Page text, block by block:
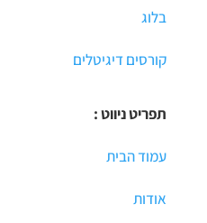
בלוג
קורסים דיגיטלים
תפריט ניווט :
עמוד הבית
אודות